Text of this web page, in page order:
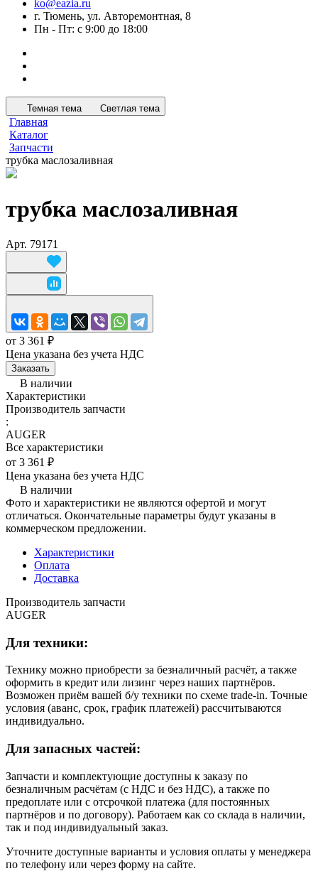
ko@eazia.ru
г. Тюмень, ул. Авторемонтная, 8
Пн - Пт: с 9:00 до 18:00
Темная тема Светлая тема
Главная
Каталог
Запчасти
трубка маслозаливная
трубка маслозаливная
Арт. 79171
от 3 361 ₽
Цена указана без учета НДС
Заказать
В наличии
Характеристики
Производитель запчасти
:
AUGER
Все характеристики
от 3 361 ₽
Цена указана без учета НДС
В наличии
Фото и характеристики не являются офертой и могут
отличаться. Окончательные параметры будут указаны в
коммерческом предложении.
Характеристики
Оплата
Доставка
Производитель запчасти
AUGER
Для техники:
Технику можно приобрести за безналичный расчёт, а также
оформить в кредит или лизинг через наших партнёров.
Возможен приём вашей б/у техники по схеме trade-in. Точные
условия (аванс, срок, график платежей) рассчитываются
индивидуально.
Для запасных частей:
Запчасти и комплектующие доступны к заказу по
безналичным расчётам (с НДС и без НДС), а также по
предоплате или с отсрочкой платежа (для постоянных
партнёров и по договору). Работаем как со склада в наличии,
так и под индивидуальный заказ.
Уточните доступные варианты и условия оплаты у менеджера
по телефону или через форму на сайте.